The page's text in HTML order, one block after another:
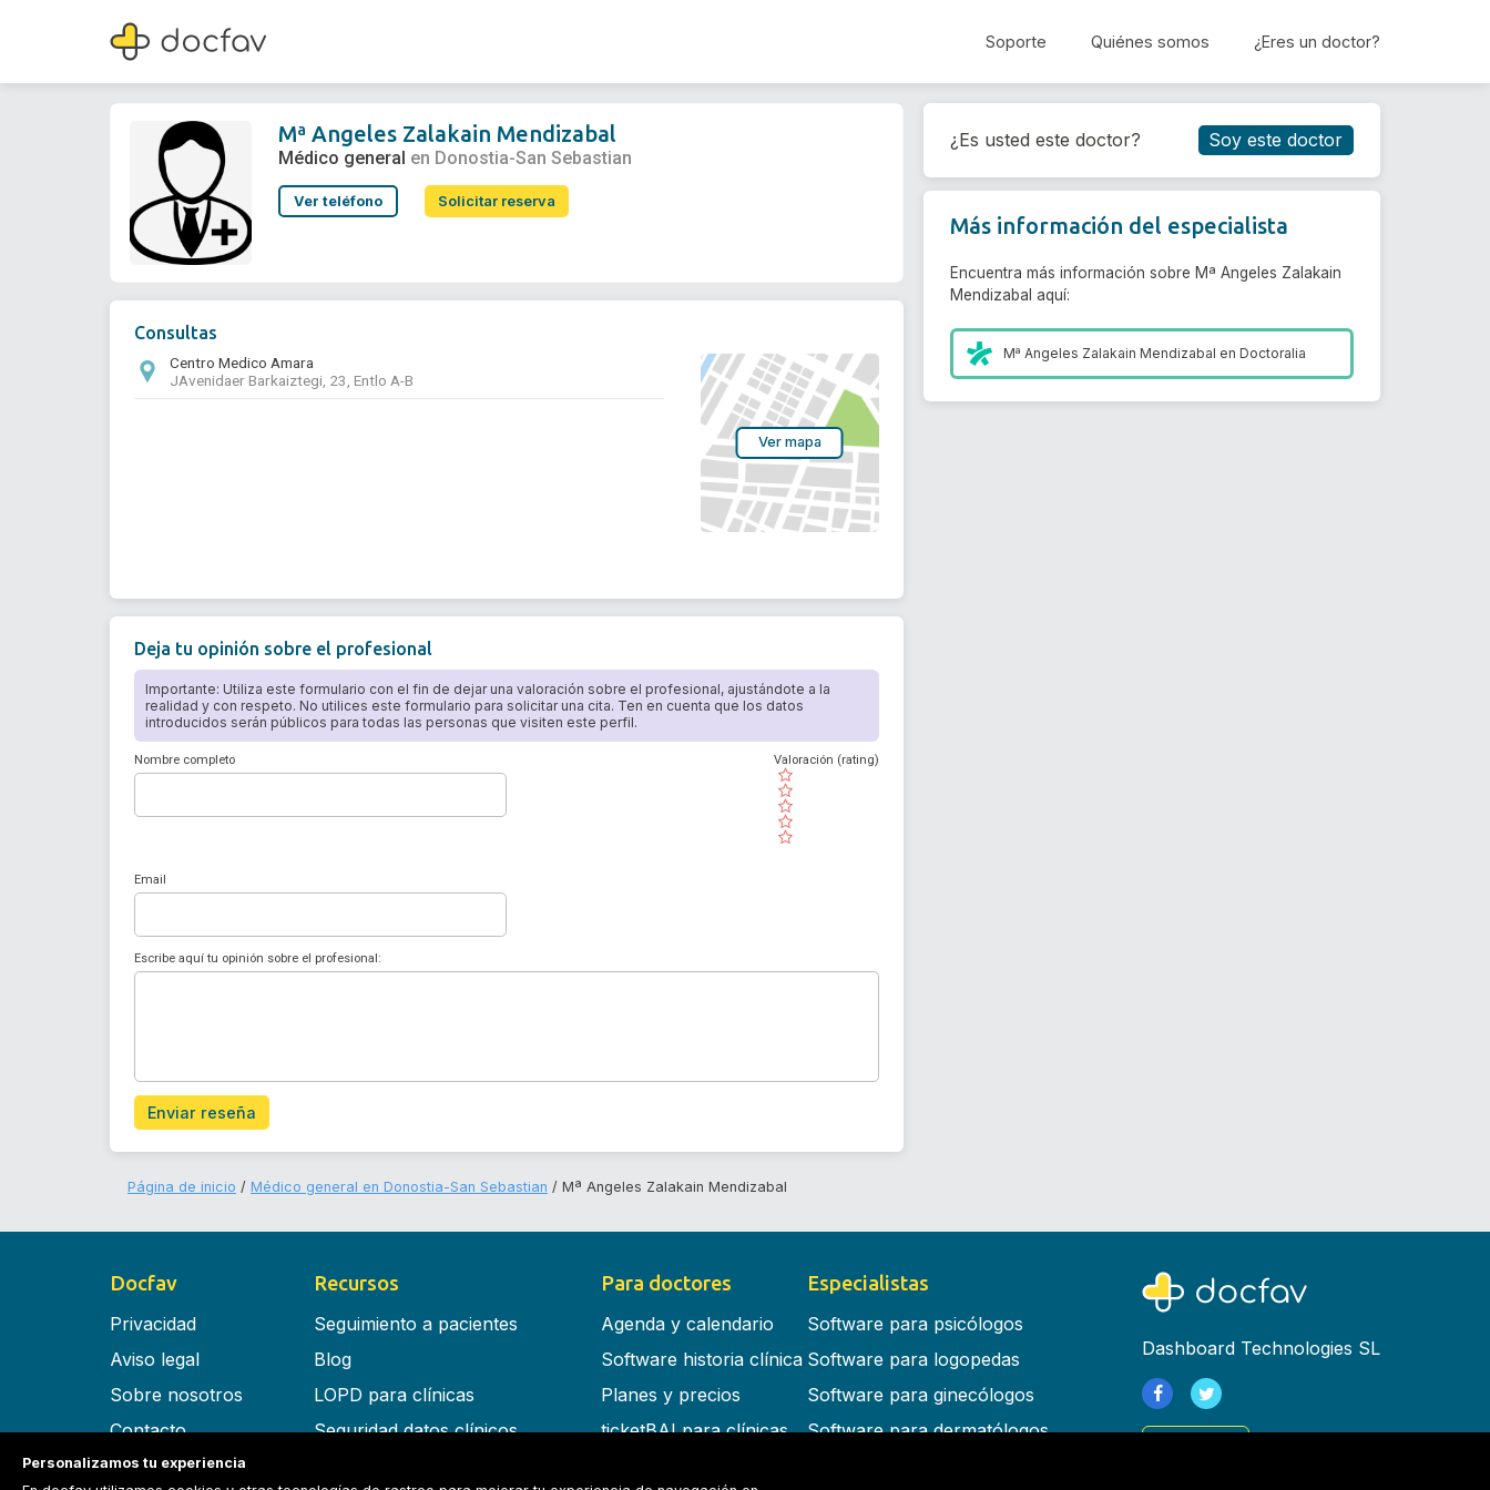
Soporte Quiénes somos ¿Eres un doctor?
Mª Angeles Zalakain Mendizabal
Médico general
Reservar cita
Mª Angeles Zalakain Mendizabal
Médico general en Donostia-San Sebastian
Ver teléfono Solicitar reserva
Consultas
Centro Medico Amara
JAvenidaer Barkaiztegi, 23, Entlo A-B
Ver mapa
Deja tu opinión sobre el profesional
Importante: Utiliza este formulario con el fin de dejar una valoración sobre el profesional, ajustándote a la
realidad y con respeto. No utilices este formulario para solicitar una cita. Ten en cuenta que los datos
introducidos serán públicos para todas las personas que visiten este perfil.
Nombre completo
( )
( )
( )
( )
( )
Valoración (rating)
Email
Escribe aquí tu opinión sobre el profesional:
Enviar reseña
¿Es usted este doctor? Soy este doctor
Más información del especialista
Encuentra más información sobre Mª Angeles Zalakain
Mendizabal aquí:
Mª Angeles Zalakain Mendizabal enDoctoralia
Página de inicio Médico general en Donostia-San Sebastian Mª Angeles Zalakain Mendizabal
Docfav
Privacidad
Aviso legal
Sobre nosotros
Contacto
Términos y condiciones
Recursos
Seguimiento a pacientes
Blog
LOPD para clínicas
Seguridad datos clínicos
Para doctores
Agenda y calendario
Software historia clínica
Planes y precios
ticketBAI para clínicas
Especialistas
Software para psicólogos
Software para logopedas
Software para ginecólogos
Software para dermatólogos
Dashboard Technologies SL
Personalizamos tu experiencia